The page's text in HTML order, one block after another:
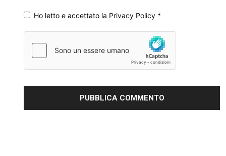
Ho letto e accettato la Privacy Policy *